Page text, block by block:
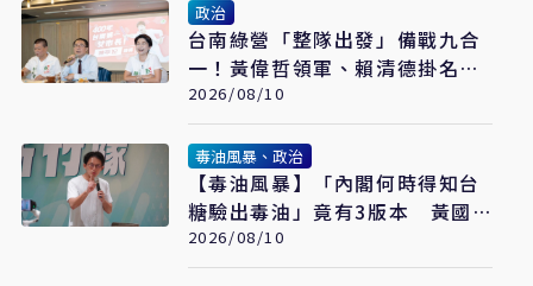
政治
台南綠營「整隊出發」備戰九合
一！黃偉哲領軍、賴清德掛名譽
主委 謝龍介仍單兵作戰
2026/08/10
毒油風暴、政治
【毒油風暴】「內閣何時得知台
糖驗出毒油」竟有3版本 黃國
昌痛批賴政府說謊卸責
2026/08/10